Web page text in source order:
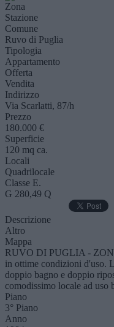
Zona
Stazione
Comune
Ruvo di Puglia
Tipologia
Appartamento
Offerta
Vendita
Indirizzo
Via Scarlatti, 87/h
Prezzo
180.000 €
Superficie
120 mq ca.
Locali
Quadrilocale
Classe E.
G 280,49 Q
Descrizione
Altro
Mappa
RUVO DI PUGLIA -
in ottime condizioni d'uso.
doppio bagno e doppio
comodissimo locale ad uso
Piano
3° Piano
Anno